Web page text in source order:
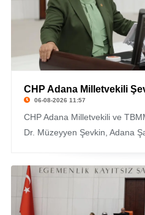
CHP Adana Milletvekili
06-08-2026 11:57
CHP Adana Milletvekili ve
Dr. Müzeyyen Şevkin, Adana